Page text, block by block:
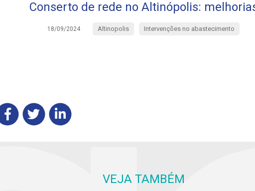
Conserto de rede no Altinópolis:
18/09/2024 Altinopolis Intervenções no abastecimento
VEJA TAMBÉM